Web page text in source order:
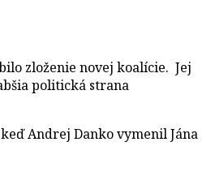
zloženie novej koalície. Jej
politická strana
Andrej Danko vymenil Jána